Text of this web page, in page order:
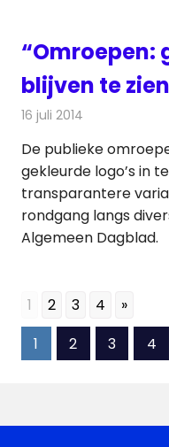
“Omroepen:
blijven te
16 juli 2014
De publieke
gekleurde logo’s in
transparantere
rondgang langs
Algemeen Dagblad.
1 2 3 4 »
Berichten
1 2 3 4